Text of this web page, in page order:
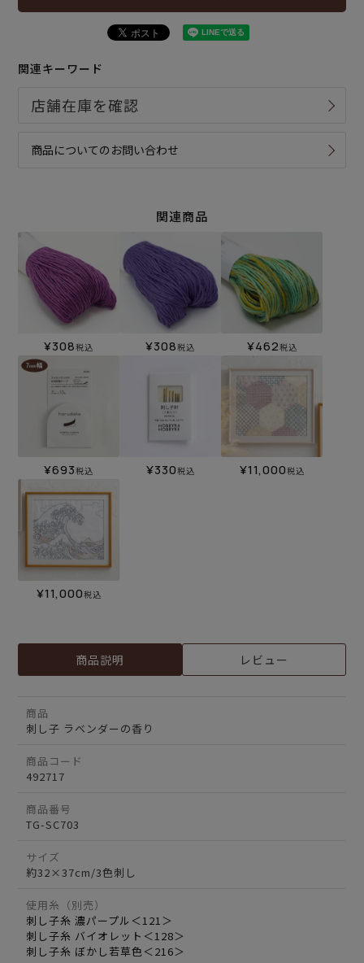
関連キーワード
商品についてのお問い合わせ
関連商品
¥308税込 ¥308税込 ¥462税込
¥693税込 ¥330税込 ¥11,000税込
¥11,000税込
商品説明 レビュー
商品
刺し子 ラベンダーの香り
商品コード
492717
商品番号
TG-SC703
サイズ
約32×37cm/3色刺し
使用糸（別売）
刺し子糸 濃パープル＜121＞
刺し子糸 バイオレット＜128＞
刺し子糸 ぼかし若草色＜216＞